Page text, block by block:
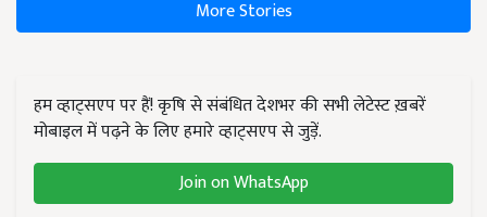
More Stories
हम व्हाट्सएप पर हैं! कृषि से संबंधित देशभर की सभी लेटेस्ट ख़बरें
मोबाइल में पढ़ने के लिए हमारे व्हाट्सएप से जुड़ें.
Join on WhatsApp